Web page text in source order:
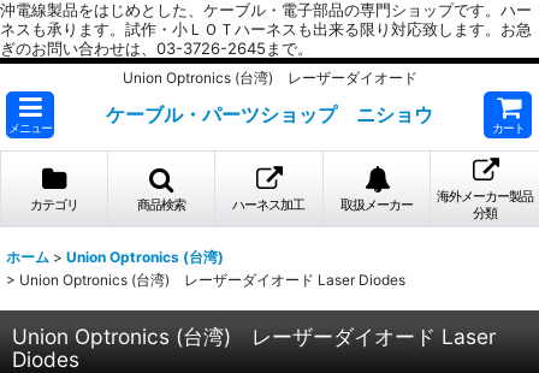
沖電線製品をはじめとした、ケーブル・電子部品の専門ショップです。ハー
ネスも承ります。試作・小ＬＯＴハーネスも出来る限り対応致します。お急
ぎのお問い合わせは、03-3726-2645まで。
Union Optronics (台湾) レーザーダイオード
メニュー
ケーブル・パーツショップ ニショウ
カート
カテゴリ 商品検索 ハーネス加工 取扱メーカー
海外メーカー製品
分類
ホーム > Union Optronics (台湾)
> Union Optronics (台湾) レーザーダイオード Laser Diodes
Union Optronics (台湾) レーザーダイオード Laser
Diodes